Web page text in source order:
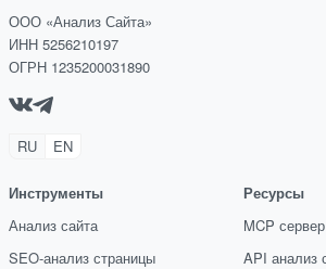
ООО «Анализ Сайта»
ИНН 5256210197
ОГРН 1235200031890
RU EN
Инструменты
Анализ сайта
SEO-анализ страницы
Ресурсы
MCP
API анализ